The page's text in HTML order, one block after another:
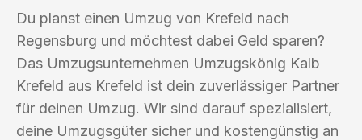
Du planst einen Umzug von Krefeld nach
Regensburg und möchtest dabei Geld sparen?
Das Umzugsunternehmen Umzugskönig Kalb
Krefeld aus Krefeld ist dein zuverlässiger Partner
für deinen Umzug. Wir sind darauf spezialisiert,
deine Umzugsgüter sicher und kostengünstig an